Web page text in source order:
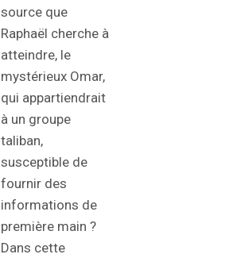
source que
Raphaël cherche à
atteindre, le
mystérieux Omar,
qui appartiendrait
à un groupe
taliban,
susceptible de
fournir des
informations de
première main ?
Dans cette